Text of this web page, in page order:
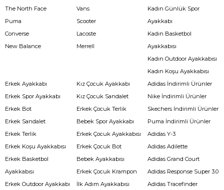
The North Face
Puma
Converse
New Balance
Vans
Scooter
Lacoste
Merrell
Kadın Günlük Spor
Ayakkabı
Kadın Basketbol
Ayakkabısı
Kadın Outdoor Ayakkabısı
Kadın Koşu Ayakkabısı
Erkek Ayakkabı
Erkek Spor Ayakkabı
Erkek Bot
Erkek Sandalet
Erkek Terlik
Erkek Koşu Ayakkabısı
Erkek Basketbol
Ayakkabısı
Erkek Outdoor Ayakkabı
Kız Çocuk Ayakkabı
Kız Çocuk Sandalet
Erkek Çocuk Terlik
Bebek Spor Ayakkabı
Erkek Çocuk Ayakkabısı
Erkek Çocuk Bot
Bebek Ayakkabısı
Erkek Çocuk Krampon
İlk Adım Ayakkabısı
Adidas İndirimli Ürünler
Nike İndirimli Ürünler
Skechers İndirimli Ürünler
Puma İndirimli Ürünler
Adidas Y-3
Adidas Adilette
Adidas Grand Court
Adidas Response Super 3.0
Adidas Tracefinder